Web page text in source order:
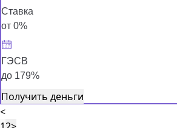
Ставка
от 0%
ГЭСВ
до 179%
Получить деньги
<